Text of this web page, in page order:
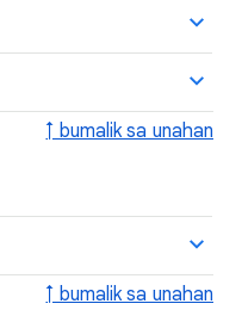
↑ bumalik sa unahan
↑ bumalik sa unahan